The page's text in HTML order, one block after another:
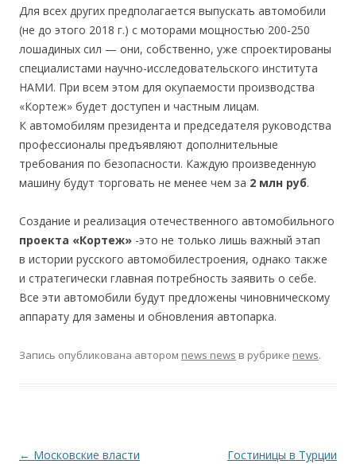
Для всех других предполагается выпускать автомобили
(не до этого 2018 г.) с моторами мощностью 200-250
лошадиных сил — они, собственно, уже спроектированы
специалистами научно-исследовательского института
НАМИ. При всем этом для окупаемости производства
«Кортеж» будет доступен и частным лицам.
К автомобилям президента и председателя руководства
профессионалы предъявляют дополнительные
требования по безопасности. Каждую произведенную
машину будут торговать не менее чем за 2 млн руб.
Создание и реализация отечественного автомобильного
проекта «Кортеж» -это не только лишь важный этап
в истории русского автомобилестроения, однако также
и стратегически главная потребность заявить о себе.
Все эти автомобили будут предложены чиновническому
аппарату для замены и обновления автопарка.
Запись опубликована автором news news в рубрике news.
Навигация по записям
← Московские власти
Гостиницы в Турции